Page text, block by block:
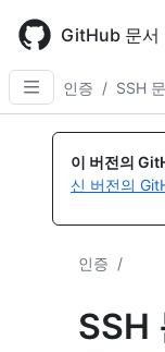
main
content
GitHub 문서
인증 / SSH
이 버전의
신 버전의
인증 /
SSH